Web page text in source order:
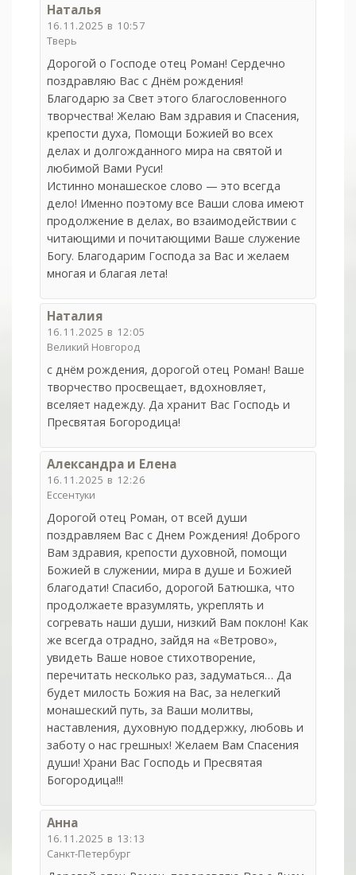
Наталья
16.11.2025 в 10:57
Тверь
Дорогой о Господе отец Роман! Сердечно
поздравляю Вас с Днём рождения!
Благодарю за Свет этого благословенного
творчества! Желаю Вам здравия и Спасения,
крепости духа, Помощи Божией во всех
делах и долгожданного мира на святой и
любимой Вами Руси!
Истинно монашеское слово — это всегда
дело! Именно поэтому все Ваши слова имеют
продолжение в делах, во взаимодействии с
читающими и почитающими Ваше служение
Богу. Благодарим Господа за Вас и желаем
многая и благая лета!
Наталия
16.11.2025 в 12:05
Великий Новгород
с днём рождения, дорогой отец Роман! Ваше
творчество просвещает, вдохновляет,
вселяет надежду. Да хранит Вас Господь и
Пресвятая Богородица!
Александра и Елена
16.11.2025 в 12:26
Ессентуки
Дорогой отец Роман, от всей души
поздравляем Вас с Днем Рождения! Доброго
Вам здравия, крепости духовной, помощи
Божией в служении, мира в душе и Божией
благодати! Спасибо, дорогой Батюшка, что
продолжаете вразумлять, укреплять и
согревать наши души, низкий Вам поклон! Как
же всегда отрадно, зайдя на «Ветрово»,
увидеть Ваше новое стихотворение,
перечитать несколько раз, задуматься… Да
будет милость Божия на Вас, за нелегкий
монашеский путь, за Ваши молитвы,
наставления, духовную поддержку, любовь и
заботу о нас грешных! Желаем Вам Спасения
души! Храни Вас Господь и Пресвятая
Богородица!!!
Анна
16.11.2025 в 13:13
Санкт-Петербург